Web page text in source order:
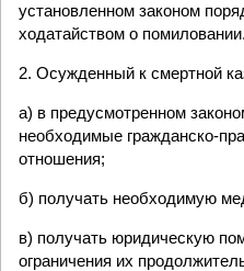
установленном законом
ходатайством о помиловании.
2. Осужденный к смертной
а) в предусмотренном
необходимые гражданско-
отношения;
б) получать необходимую
в) получать юридическую
ограничения их